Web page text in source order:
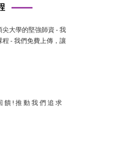
大學的堅強師資 - 我
- 我們免費上傳，讓
饋 ! 推 動 我 們 追 求